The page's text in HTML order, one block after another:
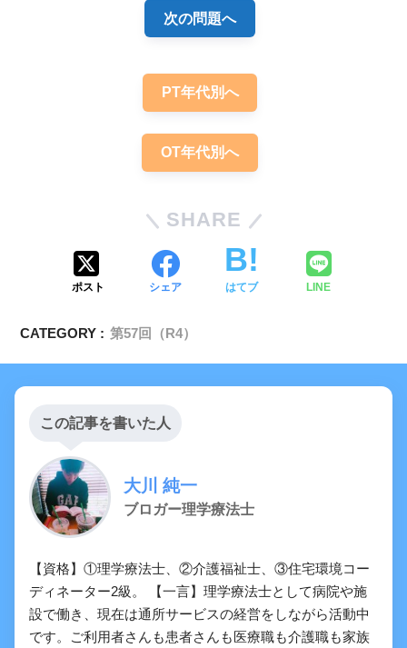
次の問題へ
PT年代別へ
OT年代別へ
SHARE
ポスト シェア はてブ LINE
CATEGORY : 第57回（R4）
この記事を書いた人
大川 純一
ブロガー理学療法士
【資格】①理学療法士、②介護福祉士、③住宅環境コー
ディネーター2級。 【一言】理学療法士として病院や施
設で働き、現在は通所サービスの経営をしながら活動中
です。ご利用者さんも患者さんも医療職も介護職も家族